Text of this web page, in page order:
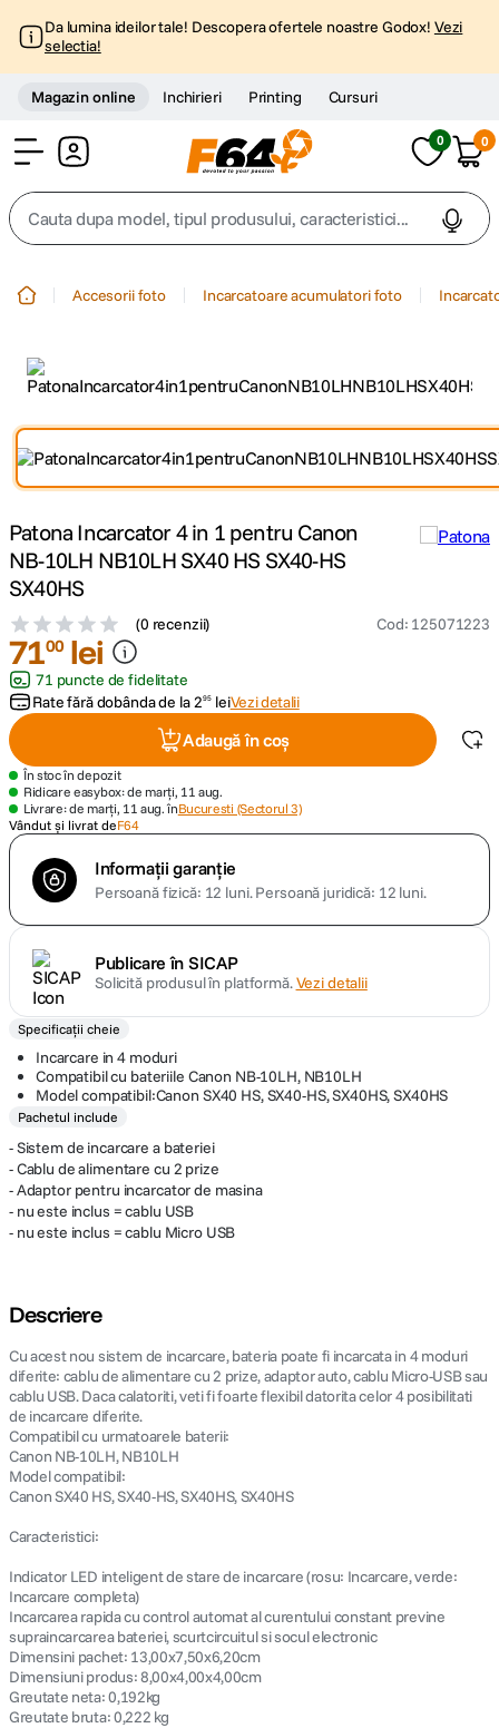
Da lumina ideilor tale! Descopera ofertele noastre Godox! Vezi
selectia!
Magazin online Inchirieri Printing Cursuri
0 0
Cauta dupa model, tipul produsului, caracteristici...
2. trepied
4. peak design
canon sx740 hs
6.
7. card memorie
8. dji mic mini
10. insta 360
Accesorii foto Incarcatoare acumulatori foto
Patona Incarcator 4 in 1 pentru Canon
NB-10LH NB10LH SX40 HS SX40-HS
SX40HS
(0 recenzii) Cod: 125071223
7100 lei
71 puncte de fidelitate
Rate fără dobânda de la295 leiVezi detalii
Adaugă în coș
În stoc în depozit
Ridicare easybox: de marți, 11 aug.
Livrare: de marți, 11 aug. înBucuresti (Sectorul 3)
Vândut și livrat deF64
Informații garanție
Persoană fizică: 12 luni.Persoană juridică: 12 luni.
Publicare în SICAP
Solicită produsul în platformă.Vezi detalii
Specificații cheie
Incarcare in 4 moduri
Compatibil cu bateriile Canon NB-10LH, NB10LH
Model compatibil:Canon SX40 HS, SX40-HS, SX40HS, SX40HS
Pachetul include
- Sistem de incarcare a bateriei
- Cablu de alimentare cu 2 prize
- Adaptor pentru incarcator de masina
- nu este inclus = cablu USB
- nu este inclus = cablu Micro USB
Descriere
Cu acest nou sistem de incarcare, bateria poate fi incarcata in 4 moduri
diferite: cablu de alimentare cu 2 prize, adaptor auto, cablu Micro-USB sau
cablu USB. Daca calatoriti, veti fi foarte flexibil datorita celor 4 posibilitati
de incarcare diferite.
Compatibil cu urmatoarele baterii:
Canon NB-10LH, NB10LH
Model compatibil:
Canon SX40 HS, SX40-HS, SX40HS, SX40HS
Caracteristici:
Indicator LED inteligent de stare de incarcare (rosu: Incarcare, verde:
Incarcare completa)
Incarcarea rapida cu control automat al curentului constant previne
supraincarcarea bateriei, scurtcircuitul si socul electronic
Dimensini pachet: 13,00x7,50x6,20cm
Dimensiuni produs: 8,00x4,00x4,00cm
Greutate neta: 0,192kg
Greutate bruta: 0,222 kg